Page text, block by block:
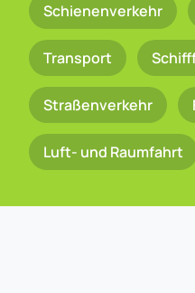
Schienenverkehr
Transport
Straßenverkehr
Luft- und Raumfahrt